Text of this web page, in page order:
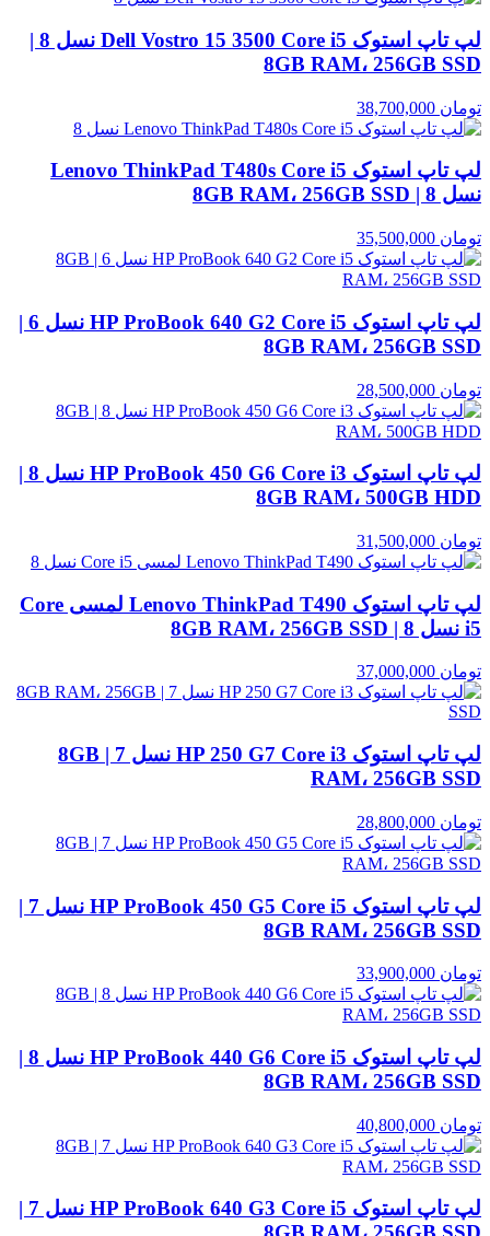
لپ تاپ استوک Dell Vostro 15 3500 Core i5 نسل 8 |
8GB RAM، 256GB SSD
تومان
لپ تاپ استوک Lenovo ThinkPad T480s Core i5
نسل 8 | 8GB RAM، 256GB SSD
تومان
لپ تاپ استوک HP ProBook 640 G2 Core i5 نسل 6 |
8GB RAM، 256GB SSD
تومان
لپ تاپ استوک HP ProBook 450 G6 Core i3 نسل 8 |
8GB RAM، 500GB HDD
تومان
لپ تاپ استوک Lenovo ThinkPad T490 لمسی Core
i5 نسل 8 | 8GB RAM، 256GB SSD
تومان
لپ تاپ استوک HP 250 G7 Core i3 نسل 7 | 8GB
RAM، 256GB SSD
تومان
لپ تاپ استوک HP ProBook 450 G5 Core i5 نسل 7 |
8GB RAM، 256GB SSD
تومان
لپ تاپ استوک HP ProBook 440 G6 Core i5 نسل 8 |
8GB RAM، 256GB SSD
تومان
لپ تاپ استوک HP ProBook 640 G3 Core i5 نسل 7 |